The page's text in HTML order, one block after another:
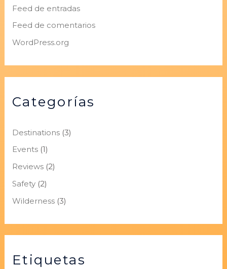
Feed de entradas
Feed de comentarios
WordPress.org
Categorías
Destinations(3)
Events(1)
Reviews(2)
Safety(2)
Wilderness(3)
Etiquetas